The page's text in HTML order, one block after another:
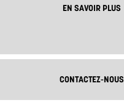
EN SAVOIR PLUS
CONTACTEZ-NOUS